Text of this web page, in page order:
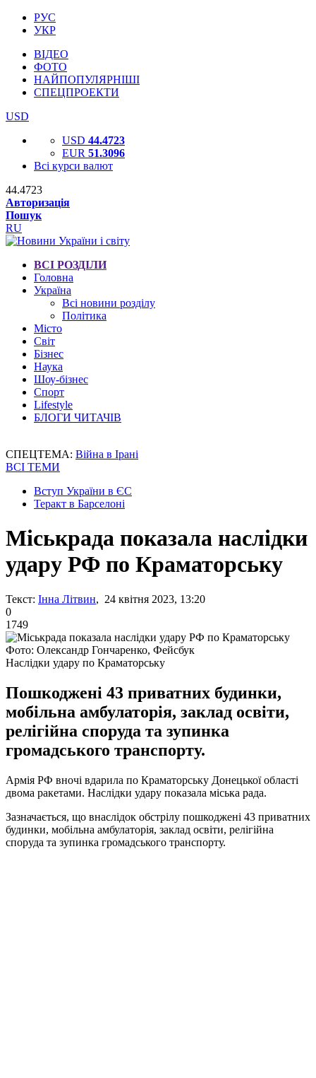
РУС
УКР
ВІДЕО
ФОТО
НАЙПОПУЛЯРНІШІ
СПЕЦПРОЕКТИ
USD
USD 44.4723
EUR 51.3096
Всі курси валют
44.4723
Авторизація
Пошук
RU
ВСІ РОЗДІЛИ
Головна
Україна
Всі новини розділу
Політика
Місто
Світ
Бізнес
Наука
Шоу-бізнес
Спорт
Lifestyle
БЛОГИ ЧИТАЧІВ
СПЕЦТЕМА: Війна в Ірані
ВСІ ТЕМИ
Вступ України в ЄС
Теракт в Барселоні
Міськрада показала наслідки
удару РФ по Краматорську
Текст: Інна Літвин, 24 квітня 2023, 13:20
0
1749
Фото: Олександр Гончаренко, Фейсбук
Наслідки удару по Краматорську
Пошкоджені 43 приватних будинки,
мобільна амбулаторія, заклад освіти,
релігійна споруда та зупинка
громадського транспорту.
Армія РФ вночі вдарила по Краматорську Донецької області
двома ракетами. Наслідки удару показала міська рада.
Зазначається, що внаслідок обстрілу пошкоджені 43 приватних
будинки, мобільна амбулаторія, заклад освіти, релігійна
споруда та зупинка громадського транспорту.